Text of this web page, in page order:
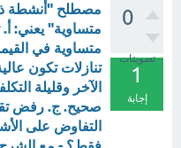
0
تصويتات
1
إجابة
مصطلح "أنشطة
متساوية" يعني: أ.
متساوية في
تنازلات تكون
الآخر وقليلة
صحيح. ج. رفض
التفاوض على